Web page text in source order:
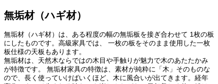
無垢材（ハギ材）
無垢材（ハギ材）は、ある程度の幅の無垢板を接ぎ合わせて 1枚の板
にしたものです。高級家具では、 一枚の板をそのまま使用した一枚
板仕様の天板もあります。
無垢材は、天然木ならではの木目や手触りが魅力で木のあたたかみ
が特徴です。 無垢材家具の特徴は、素材が純粋に「木」そのものな
ので、長く使っていけばいくほど、木に風合いが出てきます。経年